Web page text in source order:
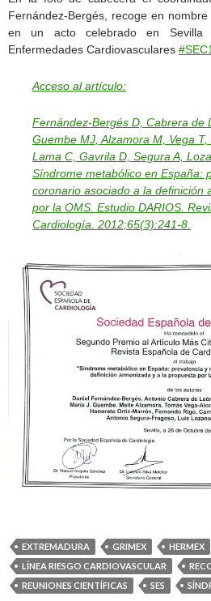
Fernández-Bergés, recoge en
en un acto celebrado en Sevilla
Enfermedades Cardiovasculares
Acceso al artículo:
Fernández-Bergés D, Cabrera de
Guembe MJ, Alzamora M, Vega
Lama C, Gavrila D, Segura A,
Síndrome metabólico en España:
coronario asociado a la definición
por la OMS. Estudio DARIOS.
Cardiología. 2012;65(3):241-8.
EXTREMADURA GRIMEX
HERMEX
LÍNEA RIESGO CARDIOVASCULAR
REUNIONES CIENTÍFICAS
SES